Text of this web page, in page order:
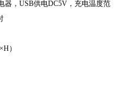
器，USB供电DC5V，充电温度范围
）